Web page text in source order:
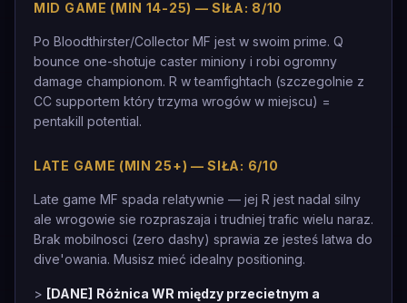
MID GAME (MIN 14-25) — SIŁA: 8/10
Po Bloodthirster/Collector MF jest w swoim prime. Q
bounce one-shotuje caster miniony i robi ogromny
damage championom. R w teamfightach (szczegolnie z
CC supportem który trzyma wrogów w miejscu) =
pentakill potential.
LATE GAME (MIN 25+) — SIŁA: 6/10
Late game MF spada relatywnie — jej R jest nadal silny
ale wrogowie sie rozpraszaja i trudniej trafic wielu naraz.
Brak mobilnosci (zero dashy) sprawia ze jesteś latwa do
dive'owania. Musisz mieć idealny positioning.
> [DANE] Różnica WR między przecietnym a